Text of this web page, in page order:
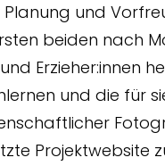
und
beiden nach
Erzieher:innen
und die für
Projektwebsite